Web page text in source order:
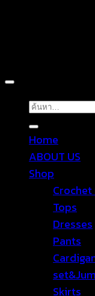
ค้นหา:
Home
ABOUT US
Shop
Crochet
Tops
Dresses
Pants
Skirts